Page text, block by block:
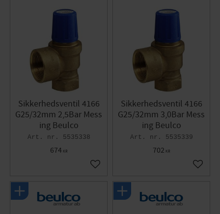
Sikkerhedsventil 4166
G25/32mm 2,5Bar Mess
ing Beulco
5535338
674KR
Gem som favorit
Sikkerhedsventil 4166
G25/32mm 3,0Bar Mess
ing Beulco
5535339
702 KR
Gem